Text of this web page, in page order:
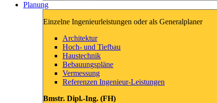
Planung
Einzelne Ingenieurleistungen oder als Generalplaner
Architektur
Hoch- und Tiefbau
Haustechnik
Bebauungspläne
Vermessung
Referenzen Ingenieur-Leistungen
Bmstr. Dipl.-Ing. (FH)